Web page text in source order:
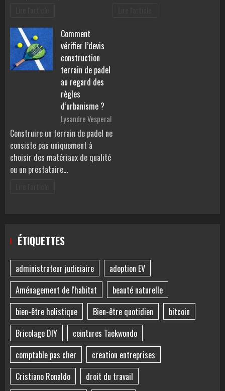
Comment
vérifier l’devis
construction
terrain de padel
au regard des
règles
d’urbanisme ?
Lysandre Vesperal
Construire un terrain de padel ne
consiste pas uniquement à
choisir des matériaux de qualité
ou un prestataire…
ÉTIQUETTES
administrateur judiciaire
adoption EV
Aménagement de l'habitat
beauté naturelle
bien-être holistique
Bien-être quotidien
bitcoin
Bricolage DIY
ceintures Taekwondo
comptable pas cher
creation entreprises
Cristiano Ronaldo
droit du travail